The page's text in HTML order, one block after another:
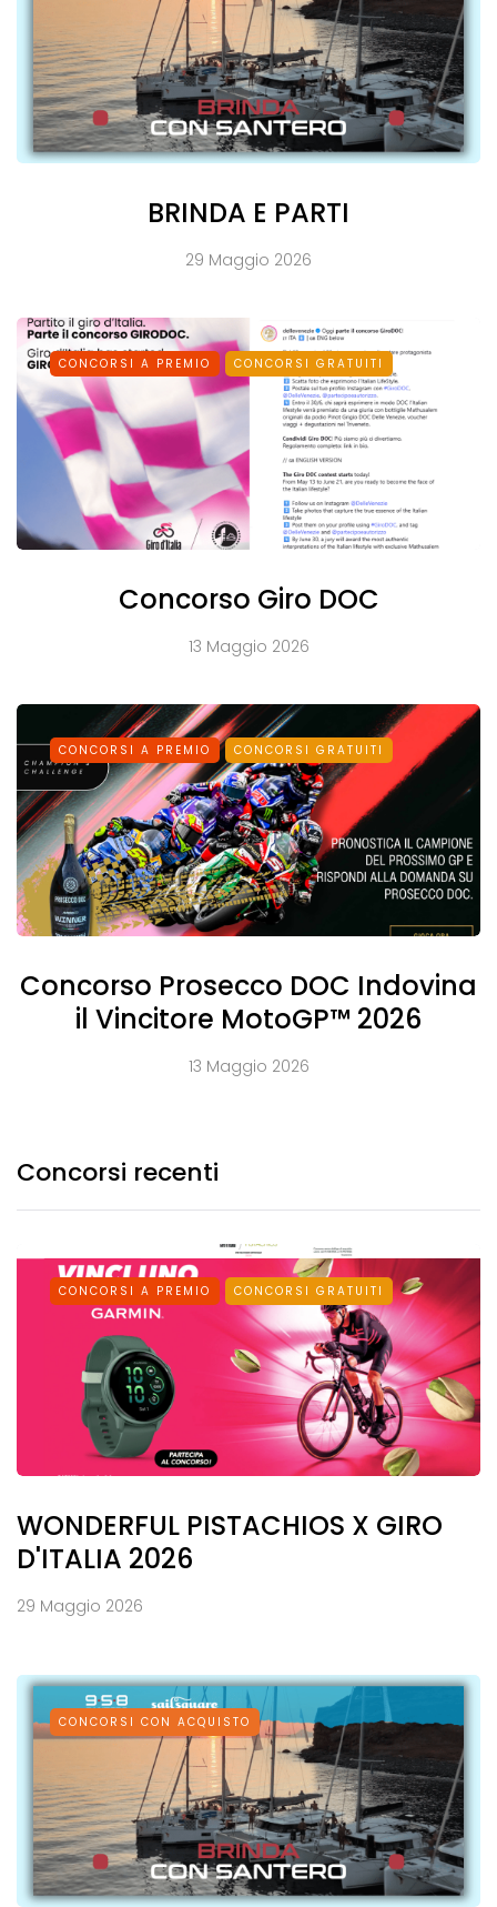
BRINDA E PARTI
29 Maggio 2026
CONCORSI A PREMIO CONCORSI GRATUITI
Concorso Giro DOC
13 Maggio 2026
CONCORSI A PREMIO CONCORSI GRATUITI
Concorso Prosecco DOC Indovina
il Vincitore MotoGP™ 2026
13 Maggio 2026
Concorsi recenti
CONCORSI A PREMIO CONCORSI GRATUITI
WONDERFUL PISTACHIOS X GIRO
D'ITALIA 2026
29 Maggio 2026
CONCORSI CON ACQUISTO